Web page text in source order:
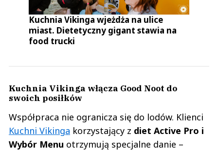
Kuchnia Vikinga wjeżdża na ulice
miast. Dietetyczny gigant stawia na
food trucki
Kuchnia Vikinga włącza Good Noot do
swoich posiłków
Współpraca nie ogranicza się do lodów. Klienci
Kuchni Vikinga korzystający z diet Active Pro i
Wybór Menu otrzymują specjalne danie –